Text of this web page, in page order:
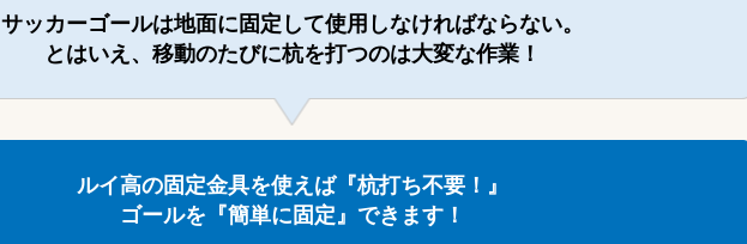
サッカーゴールは地面に固定して使用しなければならない。
とはいえ、移動のたびに杭を打つのは大変な作業！
ルイ高の固定金具を使えば『杭打ち不要！』
ゴールを『簡単に固定』できます！